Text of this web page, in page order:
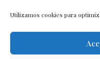
Utilizamos cookies para